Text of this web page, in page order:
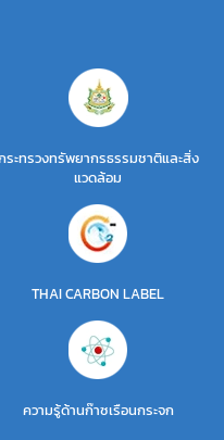
ระทรวงทรัพยากรธรรมชาติและสิ่ง
แวดล้อม
THAI CARBON LABEL
ความรู้ด้านก๊าซเรือนกระจก